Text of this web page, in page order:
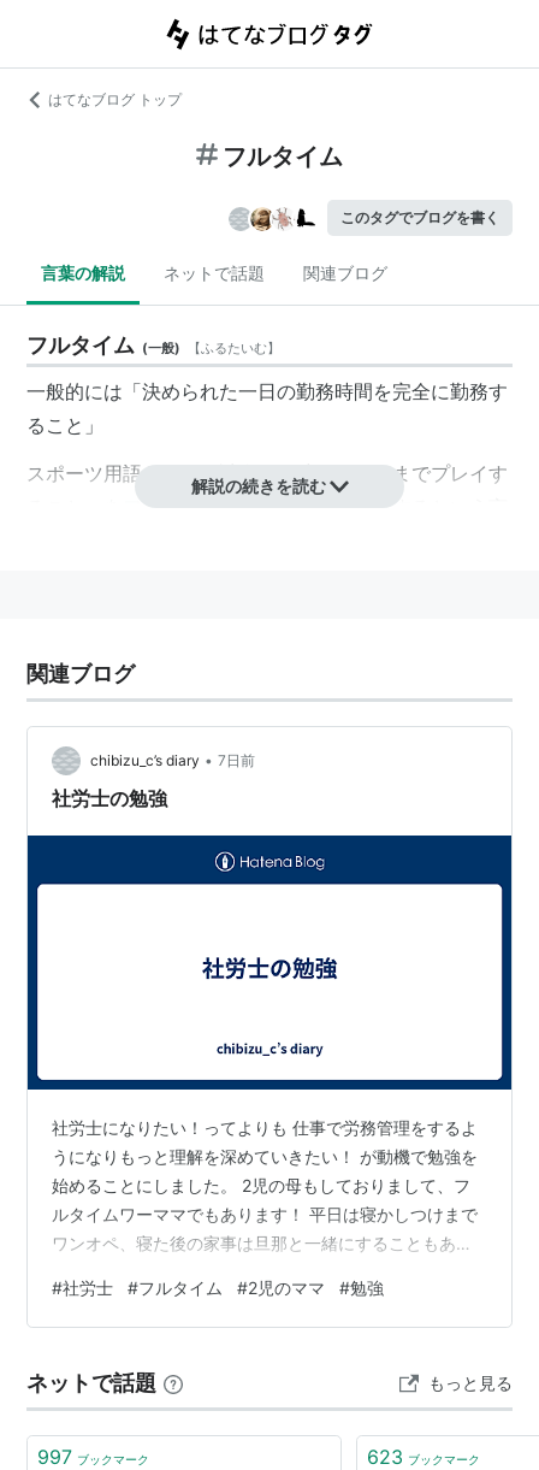
はてなブログ トップ
フルタイム
このタグでブログを書く
言葉の解説 ネットで話題 関連ブログ
フルタイム (一般) 【ふるたいむ】
一般的には「決められた一日の勤務時間を完全に勤務す
ること」
スポーツ用語として「試合開始時から終了までプレイす
フルタイムプレイ（フル出場）するという言
解説の続きを読む
関連ブログ
chibizu_c’s diary • 7日前
社労士の勉強
社労士になりたい！ってよりも 仕事で労務管理をするよ
うになりもっと理解を深めていきたい！ が動機で勉強を
始めることにしました。 2児の母もしておりまして、フ
ルタイムワーママでもあります！ 平日は寝かしつけまで
ワンオペ、寝た後の家事は旦那と一緒にすることもあり
でも毎日５分でもいい！１０分でもいい！ コツコツ勉強
をしたい！と思い成果を乗せる場所として始めることに
す！ ちなみに旦那も健康診断で引っ掛かり毎朝早起きし
て運動を始めました。 どちらが長く続くかこっそり勝負
しようと思います。笑 では本日の…
#社労士 #フルタイム #2児のママ #勉強
ネットで話題 もっと見る
997 ブックマーク 623 ブックマーク